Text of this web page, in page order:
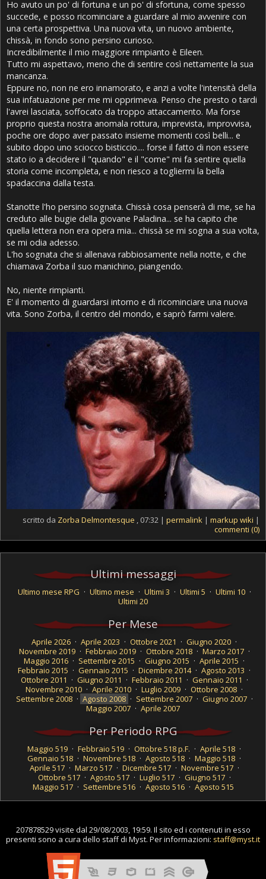
Ho avuto un po' di fortuna e un po' di sfortuna, come spesso
succede, e posso ricominciare a guardare al mio avvenire con
una certa prospettiva. Una nuova vita, un nuovo ambiente,
chissà, in fondo sono persino curioso.
Incredibilmente il mio maggiore rimpianto è Eileen.
Tutto mi aspettavo, meno che di sentire così nettamente la sua
mancanza.
Eppure no, non ne ero innamorato, e anzi a volte l'intensità della
sua infatuazione per me mi opprimeva. Penso che presto o tardi
l'avrei lasciata, soffocato da troppo attaccamento. Ma forse
proprio questa nostra anomala rottura, imprevista, improvvisa,
poche ore dopo aver passato insieme momenti così belli... e
subito dopo uno sciocco bisticcio.... forse il fatto di non essere
stato io a decidere il "quando" e il "come" mi fa sentire quella
storia come incompleta, e non riesco a togliermi la bella
spadaccina dalla testa.
Stanotte l'ho persino sognata. Chissà cosa penserà di me, se ha
creduto alle bugie della giovane Paladina... se ha capito che
quella lettera non era opera mia... chissà se mi sogna a sua volta,
se mi odia adesso.
L'ho sognata che si allenava rabbiosamente nella notte, e che
chiamava Zorba il suo manichino, piangendo.
No, niente rimpianti.
E' il momento di guardarsi intorno e di ricominciare una nuova
vita. Sono Zorba, il centro del mondo, e saprò farmi valere.
scritto da Zorba Delmontesque , 07:32 | permalink | markup wiki |
commenti (0)
Ultimi messaggi
Ultimo mese RPG · Ultimo mese · Ultimi 3 · Ultimi 5 · Ultimi 10 ·
Ultimi 20
Per Mese
Aprile 2026 · Aprile 2023 · Ottobre 2021 · Giugno 2020 ·
Novembre 2019 · Febbraio 2019 · Ottobre 2018 · Marzo 2017 ·
Maggio 2016 · Settembre 2015 · Giugno 2015 · Aprile 2015 ·
Febbraio 2015 · Gennaio 2015 · Dicembre 2014 · Agosto 2013 ·
Ottobre 2011 · Giugno 2011 · Febbraio 2011 · Gennaio 2011 ·
Novembre 2010 · Aprile 2010 · Luglio 2009 · Ottobre 2008 ·
Settembre 2008 · Agosto 2008 · Settembre 2007 · Giugno 2007 ·
Maggio 2007 · Aprile 2007
Per Periodo RPG
Maggio 519 · Febbraio 519 · Ottobre 518 p.F. · Aprile 518 ·
Gennaio 518 · Novembre 518 · Agosto 518 · Maggio 518 ·
Aprile 517 · Marzo 517 · Dicembre 517 · Novembre 517 ·
Ottobre 517 · Agosto 517 · Luglio 517 · Giugno 517 ·
Maggio 517 · Settembre 516 · Agosto 516 · Agosto 515
207878529 visite dal 29/08/2003, 19:59. Il sito ed i contenuti in esso
presenti sono a cura dello staff di Myst. Per informazioni: staff@myst.it